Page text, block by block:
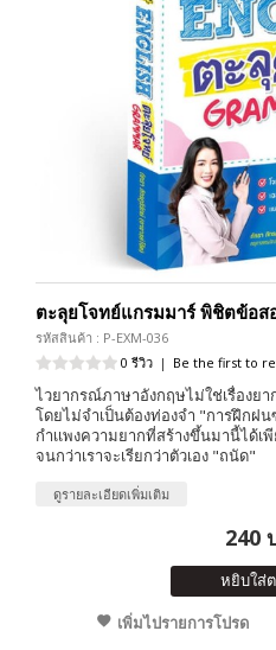
ตะลุยโจทย์แกรมมาร์ พิชิตข้อส
รหัสสินค้า : P-EXM-036
0 รีวิว | Be the first to
ไวยากรณ์ภาษาอังกฤษไม่ใช่เรื่องย
โดยไม่จำเป็นต้องท่องจำ "การฝึกฝ
กำเเพงความยากที่สร้างขึ้นมานี้ได้เ
จนกว่าเราจะเรียกว่าตัวเอง "ถนัด"
ดูรายละเอียดเพิ่มเติม
240
หยิบใส่
เพิ่มไปรายการโปรด